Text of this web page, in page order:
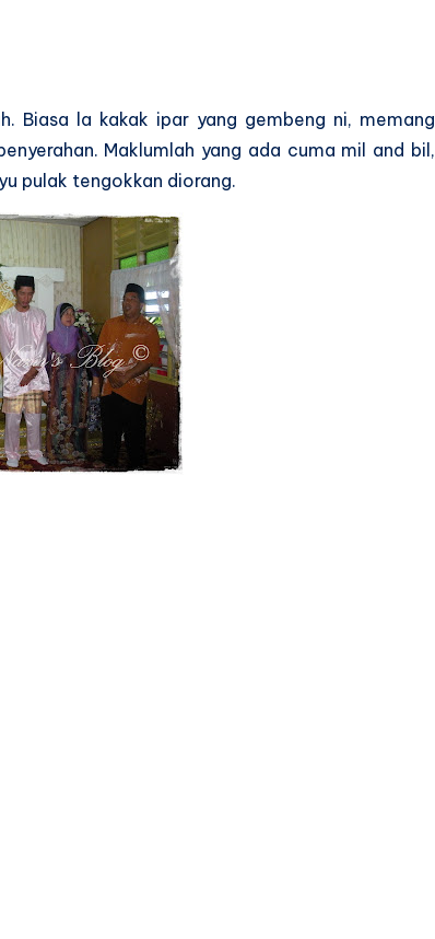
Biasa la kakak ipar yang gembeng ni, memang
Maklumlah yang ada cuma mil and bil,
pulak tengokkan diorang.